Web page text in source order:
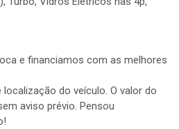
e financiamos com as melhores
do veículo. O valor do
aviso prévio. Pensou